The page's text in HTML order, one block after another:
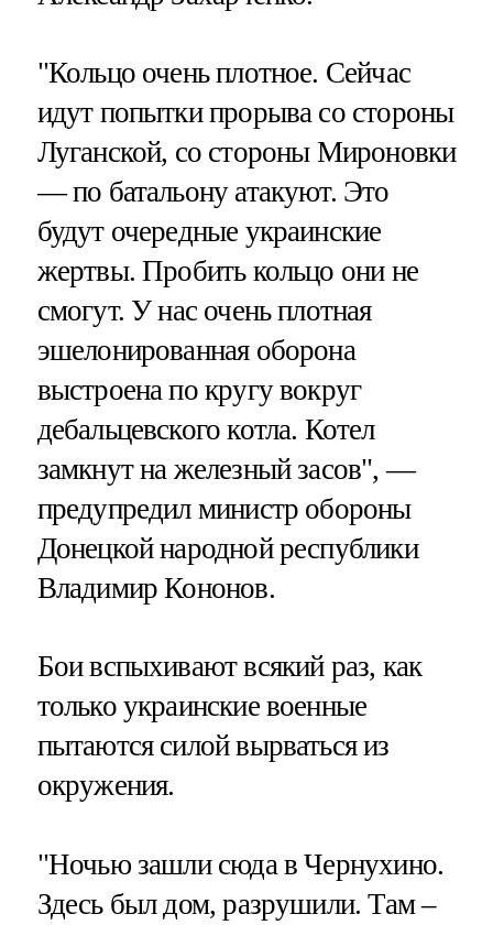
"Кольцо очень плотное. Сейчас
идут попытки прорыва со стороны
Луганской, со стороны Мироновки
— по батальону атакуют. Это
будут очередные украинские
жертвы. Пробить кольцо они не
смогут. У нас очень плотная
эшелонированная оборона
выстроена по кругу вокруг
дебальцевского котла. Котел
замкнут на железный засов", —
предупредил министр обороны
Донецкой народной республики
Владимир Кононов.
Бои вспыхивают всякий раз, как
только украинские военные
пытаются силой вырваться из
окружения.
"Ночью зашли сюда в Чернухино.
Здесь был дом, разрушили. Там –